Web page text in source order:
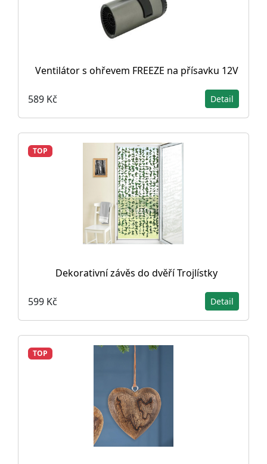
Ventilátor s ohřevem FREEZE na přísavku 12V
589 Kč Detail
TOP
Dekorativní závěs do dvěří Trojlístky
599 Kč Detail
TOP